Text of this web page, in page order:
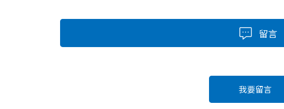
留言
我要留言